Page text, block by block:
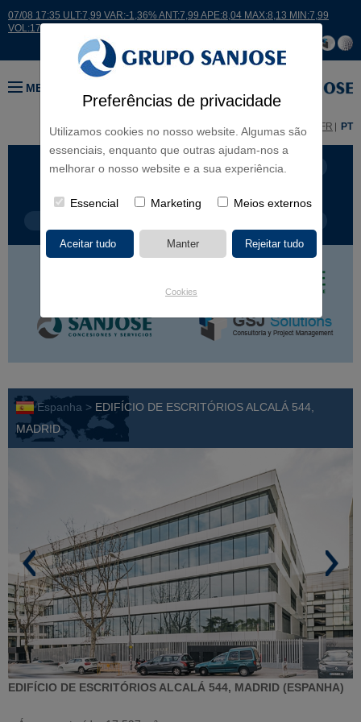
Preferências de privacidade
Utilizamos cookies no nosso website. Algumas são
essenciais, enquanto que outras ajudam-nos a
melhorar o nosso website e a sua experiência.
Essencial Marketing Meios externos
Cookies
07/08 17:35 ULT:7,99 VAR:-1,36% ANT:7,99 APE:8,04 MAX:8,13 MIN:7,99
VOL:17664
MENU
EN FR PT
LINHAS DE NEGÓCIO CONTINENTES
Espanha > EDIFÍCIO DE ESCRITÓRIOS ALCALÁ 544,
MADRID
EDIFÍCIO DE ESCRITÓRIOS ALCALÁ 544, MADRID (ESPANHA)